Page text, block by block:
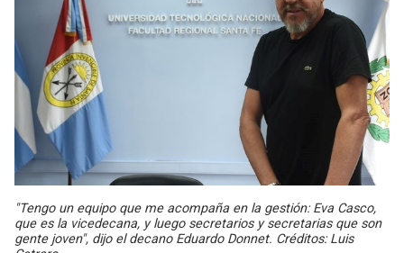
"Tengo un equipo que me acompaña en la gestión: Eva Casco,
que es la vicedecana, y luego secretarios y secretarias que son
gente joven", dijo el decano Eduardo Donnet. Créditos: Luis